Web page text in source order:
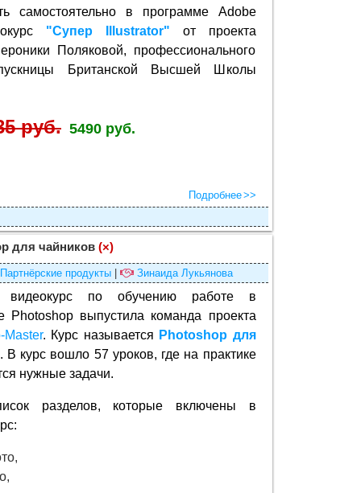
самостоятельно в программе Adobe
"Супер Illustrator" от проекта
Поляковой, профессионального
Британской Высшей Школы
руб. 5490 руб.
Подробнее
для чайников (×)
Партнёрские продукты| Зинаида Лукьянова
видеокурс по обучению работе в
Photoshop выпустила команда проекта
Master. Курс называется Photoshop для
. В курс вошло 57 уроков, где на практике
нужные задачи.
разделов, которые включены в